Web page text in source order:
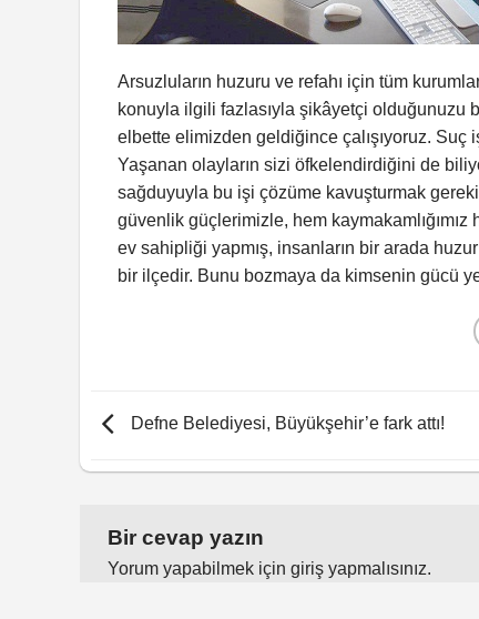
Arsuzluların huzuru ve refahı için tüm
konuyla ilgili fazlasıyla şikâyetçi olduğunuzu
elbette elimizden geldiğince çalışıyoruz. Suç
Yaşanan olayların sizi öfkelendirdiğini de
sağduyuyla bu işi çözüme kavuşturmak
güvenlik güçlerimizle, hem
ev sahipliği yapmış, insanların bir arada
bir ilçedir. Bunu bozmaya da kimsenin gücü
Defne Belediyesi, Büyükşehir’e fark attı!
Bir cevap yazın
Yorum yapabilmek için giriş yapmalısınız.